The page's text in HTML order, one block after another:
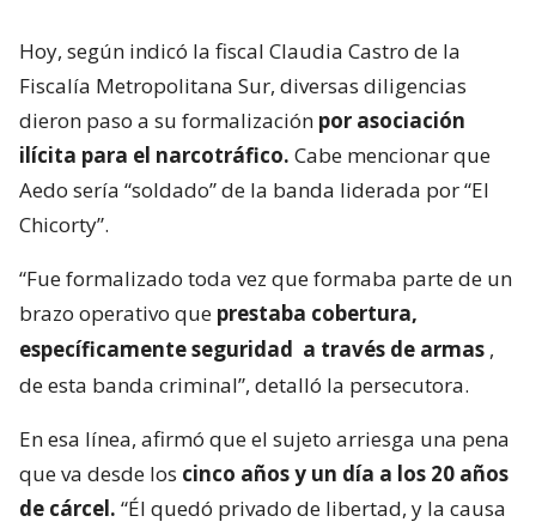
Hoy, según indicó la fiscal Claudia Castro de la
Fiscalía Metropolitana Sur, diversas diligencias
dieron paso a su formalización por asociación
ilícita para el narcotráfico. Cabe mencionar que
Aedo sería “soldado” de la banda liderada por “El
Chicorty”.
“Fue formalizado toda vez que formaba parte de un
brazo operativo que prestaba cobertura,
específicamente seguridad a través de armas ,
de esta banda criminal”, detalló la persecutora.
En esa línea, afirmó que el sujeto arriesga una pena
que va desde los cinco años y un día a los 20 años
de cárcel. “Él quedó privado de libertad, y la causa